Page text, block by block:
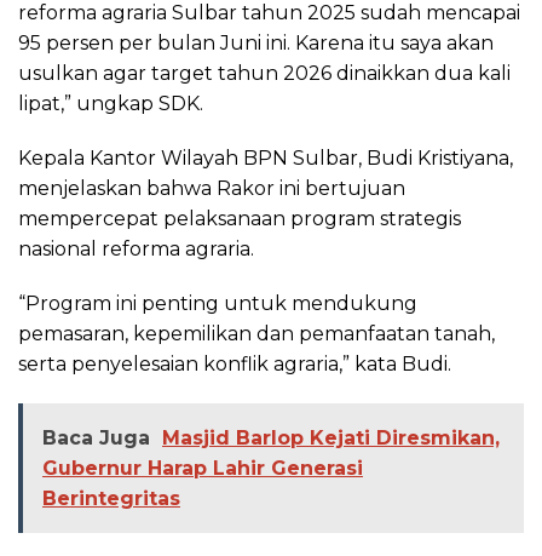
reforma agraria Sulbar tahun 2025 sudah mencapai
95 persen per bulan Juni ini. Karena itu saya akan
usulkan agar target tahun 2026 dinaikkan dua kali
lipat,” ungkap SDK.
Kepala Kantor Wilayah BPN Sulbar, Budi Kristiyana,
menjelaskan bahwa Rakor ini bertujuan
mempercepat pelaksanaan program strategis
nasional reforma agraria.
“Program ini penting untuk mendukung
pemasaran, kepemilikan dan pemanfaatan tanah,
serta penyelesaian konflik agraria,” kata Budi.
Baca Juga
Masjid Barlop Kejati Diresmikan,
Gubernur Harap Lahir Generasi
Berintegritas